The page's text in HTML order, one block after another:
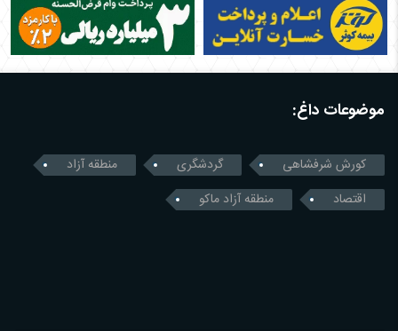
موضوعات داغ:
کورش شرفشاهی گردشگری
منطقه آزاد
اقتصاد
منطقه آزاد ماکو